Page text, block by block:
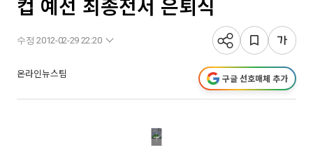
컵 예선 최종전서 은퇴식
수정 2012-02-29 22:20
온라인뉴스팀 구글 선호매체 추가